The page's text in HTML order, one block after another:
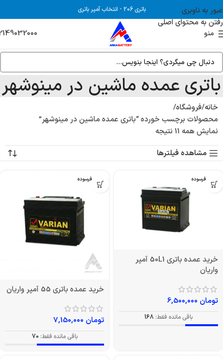
عبور به ناوبری
رفتن به محتوای اصلی
باتری 206 - انتخاب آمپر باتری
منو
باتری عمده ماشین در مینوشهر
خانه فروشگاه
محصولات برچسب خورده “باتری عمده ماشین در مینوشهر”
نمایش همه 11 نتیجه
مشاهده فیلترها
بدون فرسوده
خرید عمده باتری 50L1 آمپر
واریان
تومان
باقی مانده فقط: 168
بدون فرسوده
خرید عمده باتری 55 آمپر واریان
تومان
باقی مانده فقط: 70